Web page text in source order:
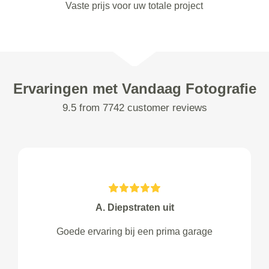
Vaste prijs voor uw totale project
Ervaringen met Vandaag Fotografie
9.5 from 7742 customer reviews
A. Diepstraten uit
Goede ervaring bij een prima garage